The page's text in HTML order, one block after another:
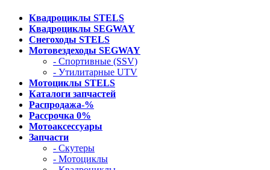
Квадроциклы STELS
Квадроциклы SEGWAY
Снегоходы STELS
Мотовездеходы SEGWAY
- Спортивные (SSV)
- Утилитарные UTV
Мотоциклы STELS
Каталоги запчастей
Распродажа-%
Рассрочка 0%
Мотоаксессуары
Запчасти
- Скутеры
- Мотоциклы